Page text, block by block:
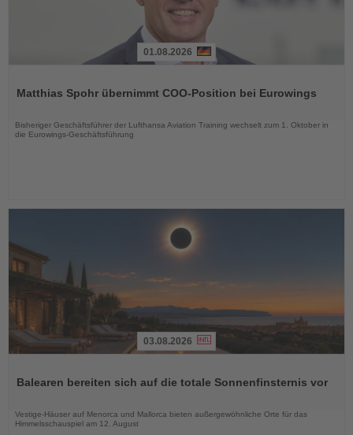
die
01.08.2026
Matthias Spohr übernimmt COO-Position bei Eurowings
Bisheriger Geschäftsführer der Lufthansa Aviation Training wechselt zum 1. Oktober in
die Eurowings-Geschäftsführung
die
03.08.2026
Balearen bereiten sich auf die totale Sonnenfinsternis vor
Vestige-Häuser auf Menorca und Mallorca bieten außergewöhnliche Orte für das
Himmelsschauspiel am 12. August